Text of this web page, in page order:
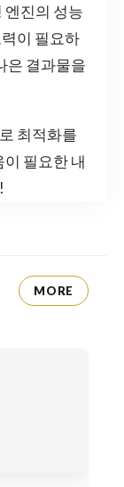
엔진의 성능
이 필요하
은 결과물을
최적화를
필요한 내
MORE